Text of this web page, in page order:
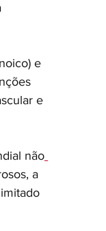
e
e
não
a